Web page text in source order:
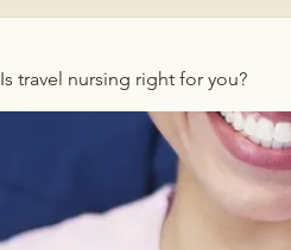
Is travel nursing right for you?